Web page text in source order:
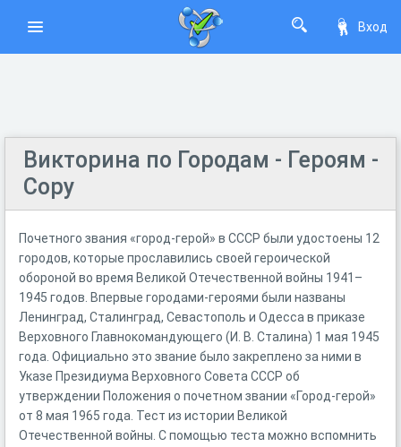
Вход
Викторина по Городам - Героям -
Copy
Почетного звания «город-герой» в СССР были удостоены 12
городов, которые прославились своей героической
обороной во время Великой Отечественной войны 1941–
1945 годов. Впервые городами-героями были названы
Ленинград, Сталинград, Севастополь и Одесса в приказе
Верховного Главнокомандующего (И. В. Сталина) 1 мая 1945
года. Официально это звание было закреплено за ними в
Указе Президиума Верховного Совета СССР об
утверждении Положения о почетном звании «Город-герой»
от 8 мая 1965 года. Тест из истории Великой
Отечественной войны. С помощью теста можно вспомнить